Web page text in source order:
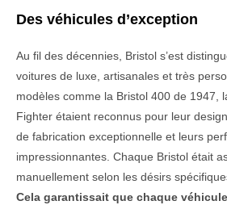
Des véhicules d’exception
Au fil des décennies, Bristol s’est
voitures de luxe, artisanales et très
modèles comme la Bristol 400 de 1947,
Fighter étaient reconnus pour leur
de fabrication exceptionnelle et leurs
impressionnantes. Chaque Bristol était
manuellement selon les désirs
Cela garantissait que chaque